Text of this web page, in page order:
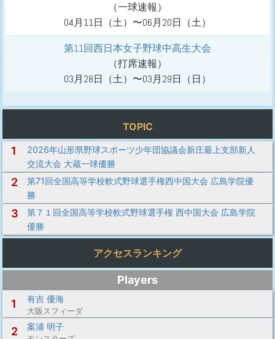
（一球速報）
04月11日（土）〜06月20日（土）
第11回西日本女子野球中高生大会
（打席速報）
03月28日（土）〜03月29日（日）
TOPIC
1
2026年山形県野球スポーツ少年団協議会新庄最上支部新人
交流大会 大蔵一球優勝
2
第71回全国高等学校軟式野球選手権西中国大会 広島学院優
勝
3
第７１回全国高等学校軟式野球選手権 西中国大会 広島学院
優勝
アクセスランキング
Players
1
有吉 優海
大阪スフィーダ
2 案浦 明子